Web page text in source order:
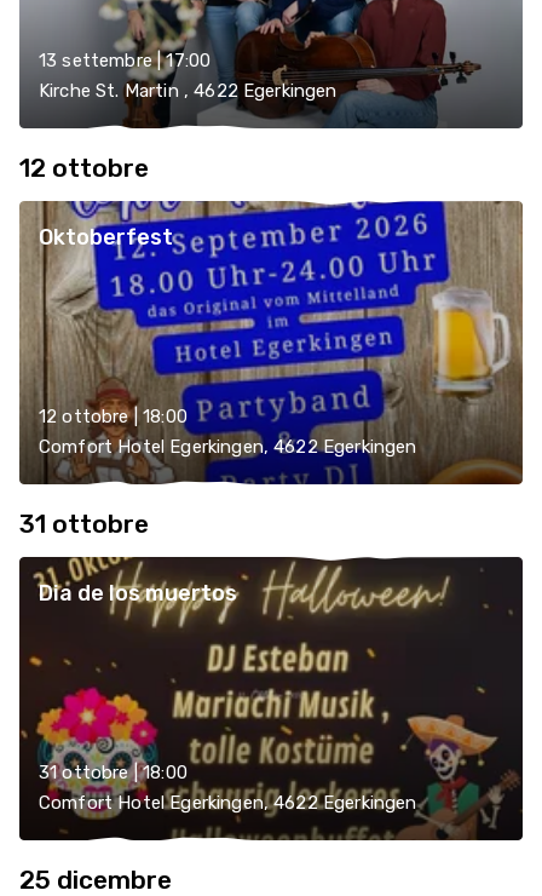
13 settembre | 17:00
Kirche St. Martin , 4622 Egerkingen
12 ottobre
Oktoberfest
12 ottobre | 18:00
Comfort Hotel Egerkingen, 4622 Egerkingen
31 ottobre
Dia de los muertos
31 ottobre | 18:00
Comfort Hotel Egerkingen, 4622 Egerkingen
25 dicembre